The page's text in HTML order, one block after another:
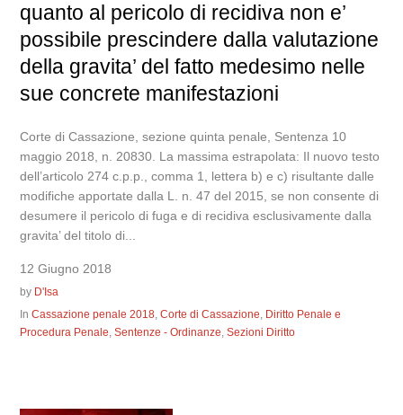
quanto al pericolo di recidiva non e’
possibile prescindere dalla valutazione
della gravita’ del fatto medesimo nelle
sue concrete manifestazioni
Corte di Cassazione, sezione quinta penale, Sentenza 10
maggio 2018, n. 20830. La massima estrapolata: Il nuovo testo
dell’articolo 274 c.p.p., comma 1, lettera b) e c) risultante dalle
modifiche apportate dalla L. n. 47 del 2015, se non consente di
desumere il pericolo di fuga e di recidiva esclusivamente dalla
gravita’ del titolo di...
12 Giugno 2018
by D'Isa
InCassazione penale 2018,Corte di Cassazione, Diritto Penale e
Procedura Penale,Sentenze - Ordinanze,Sezioni Diritto